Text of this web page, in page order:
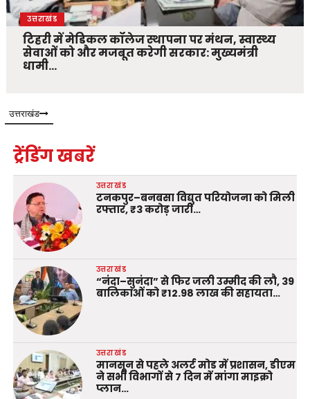
उत्तराखंड
टिहरी में मेडिकल कॉलेज स्थापना पर मंथन, स्वास्थ्य
सेवाओं को और मजबूत करेगी सरकार: मुख्यमंत्री
धामी…
उत्तराखंड
ट्रेंडिंग खबरें
उत्तराखंड
टनकपुर–बनबसा विद्युत परियोजना को मिली
रफ्तार, ₹3 करोड़ जारी…
उत्तराखंड
“नंदा–सुनंदा” से फिर जली उम्मीद की लौ, 39
बालिकाओं को ₹12.98 लाख की सहायता…
उत्तराखंड
मानसून से पहले अलर्ट मोड में प्रशासन, डीएम
ने सभी विभागों से 7 दिन में मांगा माइक्रो
प्लान…